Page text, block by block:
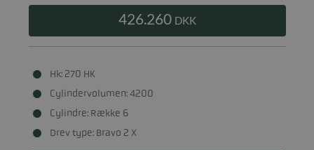
426.260 DKK
Hk: 270 HK
Cylindervolumen: 4200
Cylindre: Række 6
Drev type: Bravo 2 X